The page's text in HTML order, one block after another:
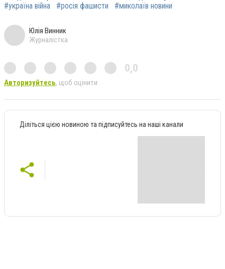
#україна війна
#росія фашисти #миколаїв новини
Юлія Винник
Журналістка
0,0
Авторизуйтесь, щоб оцінити
Діліться цією новиною та підписуйтесь на наші канали